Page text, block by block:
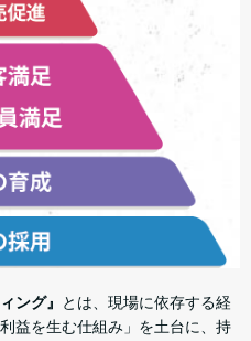
ング』
とは、現場に依存する経
益を生む仕組み」を土台に、持